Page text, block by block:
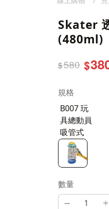
Skater
(480ml)
$580 $
規格
B007 玩
具總動員
吸管式
數量
– +